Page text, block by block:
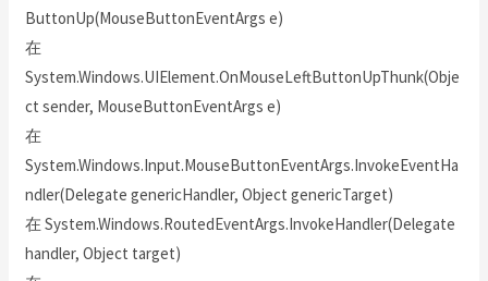
ButtonUp(MouseButtonEventArgs e)
在
System.Windows.UIElement.OnMouseLeftButtonUpThunk(Obje
ct sender, MouseButtonEventArgs e)
在
System.Windows.Input.MouseButtonEventArgs.InvokeEventHa
ndler(Delegate genericHandler, Object genericTarget)
在 System.Windows.RoutedEventArgs.InvokeHandler(Delegate
handler, Object target)